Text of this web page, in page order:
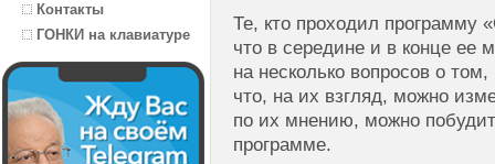
Контакты
ГОНКИ на клавиатуре
Те, кто проходил программу
что в середине и в конце ее
на несколько вопросов о
что, на их взгляд, можно
по их мнению, можно
программе.